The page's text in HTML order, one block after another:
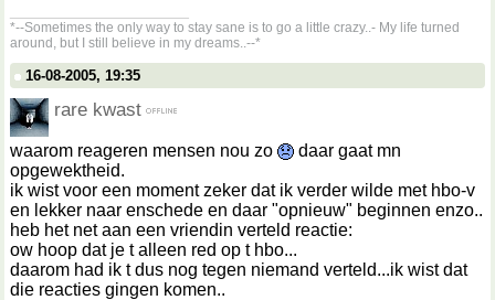
*--Sometimes the only way to stay sane is to go a little crazy..- My life turned
around, but I still believe in my dreams..--*
16-08-2005, 19:35
rare kwast
waarom reageren mensen nou zo
daar gaat mn
opgewektheid.
ik wist voor een moment zeker dat ik verder wilde met hbo-v
en lekker naar enschede en daar "opnieuw" beginnen enzo..
heb het net aan een vriendin verteld reactie:
ow hoop dat je t alleen red op t hbo...
daarom had ik t dus nog tegen niemand verteld...ik wist dat
die reacties gingen komen..